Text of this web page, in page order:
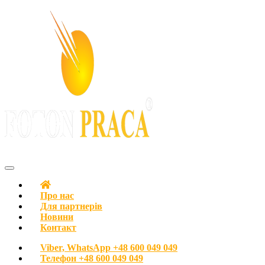
Про нас
Для партнерів
Новини
Контакт
Viber, WhatsApp +48 600 049 049
Телефон +48 600 049 049